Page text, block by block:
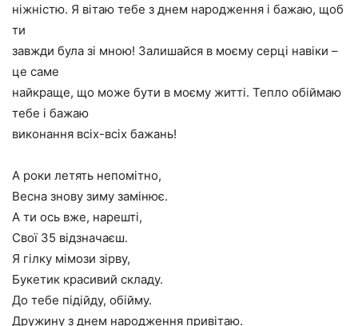
ніжністю. Я вітаю тебе з днем народження і бажаю, щоб
ти
завжди була зі мною! Залишайся в моєму серці навіки –
це саме
найкраще, що може бути в моєму житті. Тепло обіймаю
тебе і бажаю
виконання всіх-всіх бажань!
А роки летять непомітно,
Весна знову зиму замінює.
А ти ось вже, нарешті,
Свої 35 відзначаєш.
Я гілку мімози зірву,
Букетик красивий складу.
До тебе підійду, обійму.
Дружину з днем народження привітаю.